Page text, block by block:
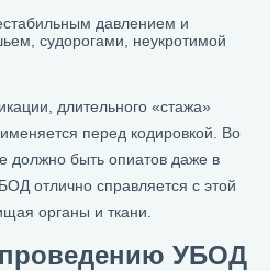
давлением и
судорогами, неукротимой
длительного «стажа»
перед кодировкой. Во
должно быть опиатов даже в
отлично справляется с этой
органы и ткани.
проведению УБОД